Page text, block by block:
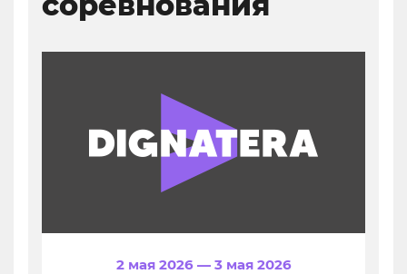
2 мая 2026 — 3 мая 2026